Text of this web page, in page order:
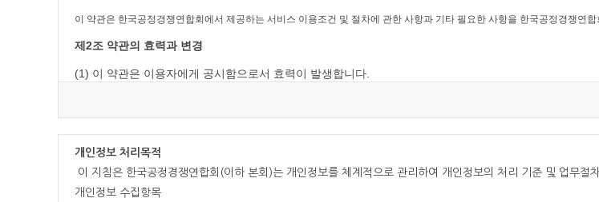
이 약관은 한국공정경쟁연합회에서 제공하는 서비스 이용조건 및 절차에 관한 사항과 기타 필요한 사항을 한국공정경쟁연
제2조 약관의 효력과 변경
(1) 이 약관은 이용자에게 공시함으로서 효력이 발생합니다.
(2) 한국공정경쟁연합회은(는) 사정 변경의 경우와 영업상 중요사유가 있을 때 약관을 변경할 수 있으며,
제3조 약관 외 준칙
이 약관에 명시되지 않은 사항이 관계법령에 규정되어 있을 경우에는 그 규정에 따릅니다.
제2장 회원 가입과 서비스 이용
개인정보 처리목적
이 지침은 한국공정경쟁연합회(이하 본회)는 개인정보를 체계적으로 관리하여 개인정보의 처리 기준 및 업무절
개인정보 수집항목